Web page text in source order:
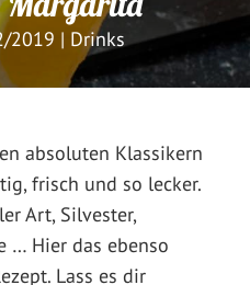
2019 | Drinks
absoluten Klassikern
frisch und so lecker.
Art, Silvester,
… Hier das ebenso
Lass es dir